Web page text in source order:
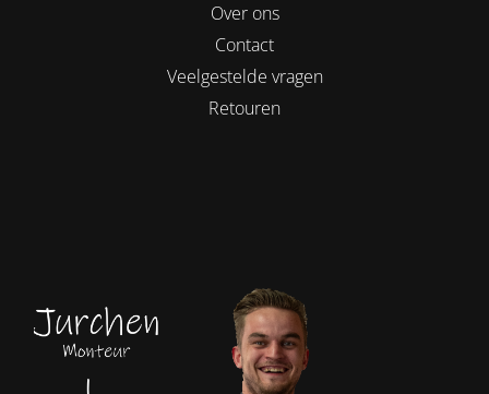
Over ons
Contact
Veelgestelde vragen
Retouren